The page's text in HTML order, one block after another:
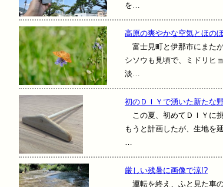
を…
高原の爽やかな空気とほの
富士見町と伊那市にまた
シソウも見頃で、ミドリヒ
淡…
初のＤＩＹで湧いた新たな
この夏、初めてＤＩＹに
もうと計画したが、生地を
…
厳しい残暑に画像で涼!?
運転を終え、ふと見た車